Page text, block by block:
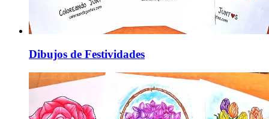
Dibujos de Festividades